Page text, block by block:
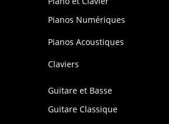
Pianos Numériques
Pianos Acoustiques
Claviers
Guitare et Basse
Guitare Classique